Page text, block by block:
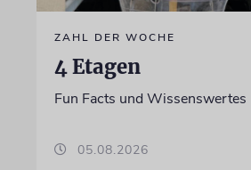
ZAHL DER WOCHE
4 Etagen
Fun Facts und Wissenswertes
05.08.2026